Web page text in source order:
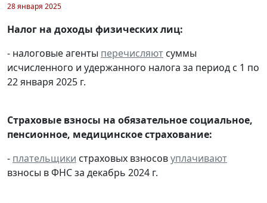
28 января 2025
Налог на доходы физических лиц:
- налоговые агенты перечисляют суммы
исчисленного и удержанного налога за период с 1 по
22 января 2025 г.
Страховые взносы на обязательное социальное,
пенсионное, медицинское страхование:
- плательщики страховых взносовуплачивают
взносы в ФНС за декабрь 2024 г.